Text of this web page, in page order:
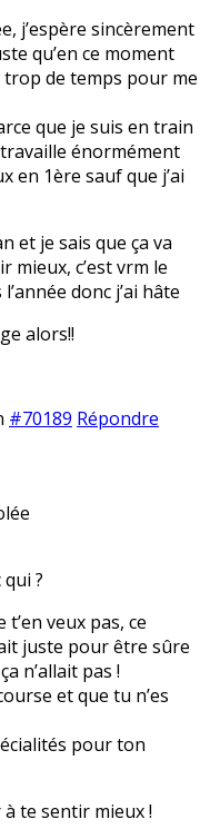
j’espère sincèrement
qu’en ce moment
trop de temps pour me
que je suis en train
énormément
en 1ère sauf que j’ai
et je sais que ça va
mieux, c’est vrm le
donc j’ai hâte
alors!!
#70189 Répondre
?
veux pas, ce
juste pour être sûre
n’allait pas !
et que tu n’es
pour ton
à te sentir mieux !